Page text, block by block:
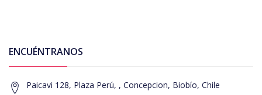
ENCUÉNTRANOS
Paicavi 128, Plaza Perú, , Concepcion, Biobío, Chile